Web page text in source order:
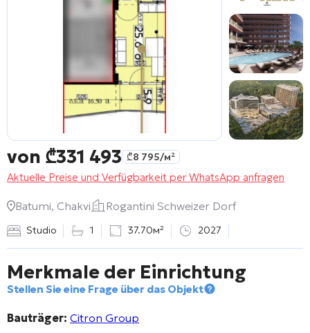
von ₾331 493 ₾8 795/м²
Aktuelle Preise und Verfügbarkeit per WhatsApp anfragen
Batumi, Chakvi Rogantini Schweizer Dorf
Studio 1 37.70м² 2027
Merkmale der Einrichtung
Stellen Sie eine Frage über das Objekt
Bauträger: Citron Group